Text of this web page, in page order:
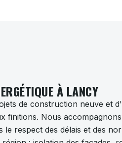
À LANCY
de construction neuve et
Nous
respect des délais et des